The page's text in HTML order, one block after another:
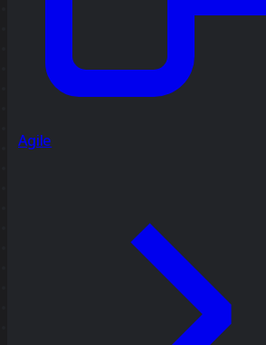
Agile